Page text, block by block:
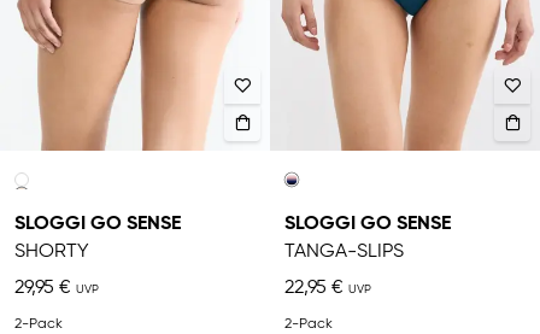
SLOGGI GO SENSE
SHORTY
29,95 €
2-Pack
SLOGGI GO SENSE
TANGA-SLIPS
22,95 €
2-Pack